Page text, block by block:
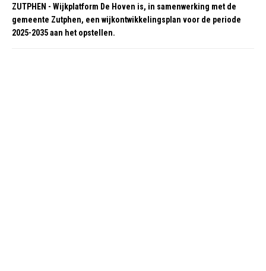
ZUTPHEN - Wijkplatform De Hoven is, in samenwerking met de
gemeente Zutphen, een wijkontwikkelingsplan voor de periode
2025-2035 aan het opstellen.